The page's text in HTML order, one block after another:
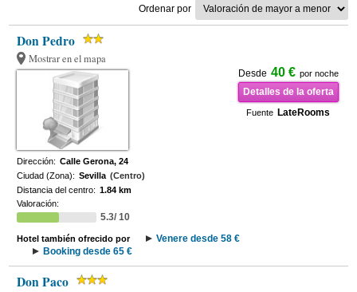
Ordenar por
Don Pedro
Mostrar en el mapa
Desde 40 € por noche
Detalles de la oferta
Fuente LateRooms
Dirección: Calle Gerona, 24
Ciudad (Zona): Sevilla (Centro)
Distancia del centro: 1.84 km
Valoración:
5.3/ 10
Hotel también ofrecido por
Venere desde 58 €
Booking desde 65 €
Don Paco